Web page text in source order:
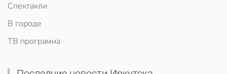
Спектакли
В городе
ТВ программа